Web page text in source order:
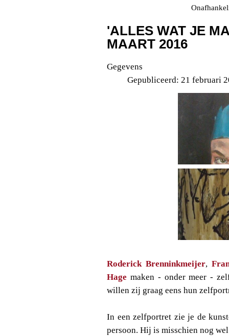
'ALLES WAT JE
MAART 2016
Gegevens
Gepubliceerd: 21 februari
Roderick Brenninkmeijer,
Hage maken - onder meer -
willen zij graag eens hun
In een zelfportret zie je de
persoon. Hij is misschien nog